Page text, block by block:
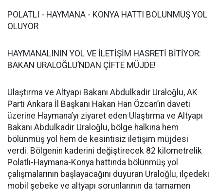
POLATLI - HAYMANA - KONYA HATTI BÖLÜNMÜŞ YOL
OLUYOR
HAYMANALININ YOL VE İLETİŞİM HASRETİ BİTİYOR:
BAKAN URALOĞLU’NDAN ÇİFTE MÜJDE!
Ulaştırma ve Altyapı Bakanı Abdulkadir Uraloğlu, AK
Parti Ankara İl Başkanı Hakan Han Özcan’ın daveti
üzerine Haymana’yı ziyaret eden Ulaştırma ve Altyapı
Bakanı Abdulkadir Uraloğlu, bölge halkına hem
bölünmüş yol hem de kesintisiz iletişim müjdesi
verdi. Bölgenin kaderini değiştirecek 82 kilometrelik
Polatlı-Haymana-Konya hattında bölünmüş yol
çalışmalarının başlayacağını duyuran Uraloğlu, ilçedeki
mobil şebeke ve altyapı sorunlarının da tamamen